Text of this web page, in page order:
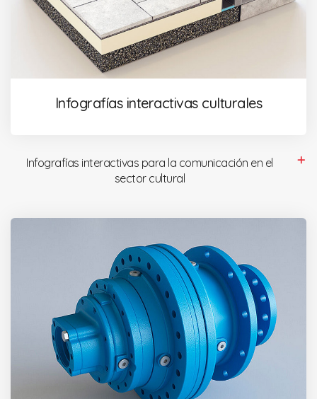
Infografías interactivas culturales
Infografías interactivas para la comunicación en el
sector cultural